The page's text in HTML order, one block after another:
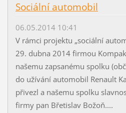
Sociální automobil
06.05.2014 10:41
V rámci projektu „sociální
29. dubna 2014 firmou
našemu zapsanému spolku
do užívání automobil Renault
přivezl a našemu spolku
firmy pan Břetislav Božoň....